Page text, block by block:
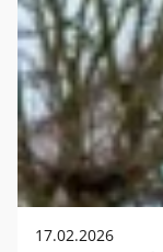
17.02.2026